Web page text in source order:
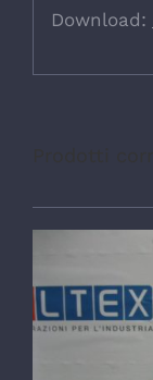
Download: